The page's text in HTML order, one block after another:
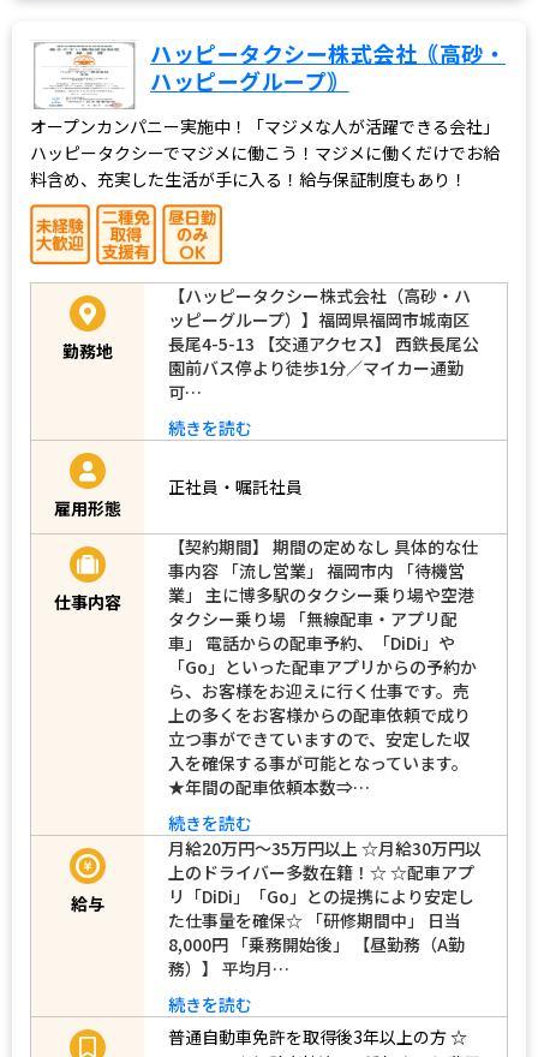
ハッピータクシー株式会社｟高砂・
ハッピーグループ｠
オープンカンパニー実施中！「マジメな人が活躍できる会社」
ハッピータクシーでマジメに働こう！マジメに働くだけでお給
料含め、充実した生活が手に入る！給与保証制度もあり！
勤務地
【ハッピータクシー株式会社（高砂・ハ
ッピーグループ）】福岡県福岡市城南区
長尾4-5-13 【交通アクセス】 西鉄長尾公
園前バス停より徒歩1分／マイカー通勤
可…
続きを読む
雇用形態
正社員・嘱託社員
仕事内容
【契約期間】 期間の定めなし 具体的な仕
事内容 「流し営業」 福岡市内 「待機営
業」 主に博多駅のタクシー乗り場や空港
タクシー乗り場 「無線配車・アプリ配
車」 電話からの配車予約、「DiDi」や
「Go」といった配車アプリからの予約か
ら、お客様をお迎えに行く仕事です。売
上の多くをお客様からの配車依頼で成り
立つ事ができていますので、安定した収
入を確保する事が可能となっています。
★年間の配車依頼本数⇒…
続きを読む
給与
月給20万円～35万円以上 ☆月給30万円以
上のドライバー多数在籍！☆ ☆配車アプ
リ「DiDi」「Go」との提携により安定し
た仕事量を確保☆ 「研修期間中」 日当
8,000円 「乗務開始後」 【昼勤務（A勤
務）】 平均月…
続きを読む
普通自動車免許を取得後3年以上の方☆